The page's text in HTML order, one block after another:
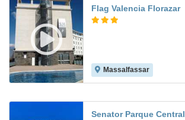
Flag Valencia Florazar
Massalfassar
Senator Parque Central